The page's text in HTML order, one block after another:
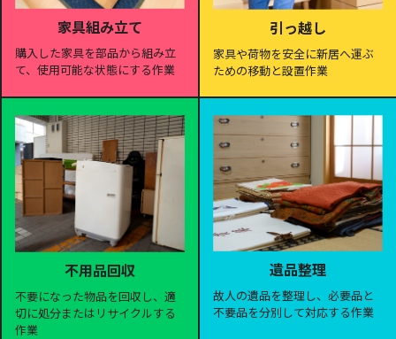
家具組み立て
購入した家具を部品から組み立
て、使用可能な状態にする作業
引っ越し
家具や荷物を安全に新居へ運ぶ
ための移動と設置作業
不用品回収
不要になった物品を回収し、適
切に処分またはリサイクルする
作業
遺品整理
故人の遺品を整理し、必要品と
不要品を分別して対応する作業